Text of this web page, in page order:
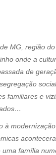
MG, região
onde a
de
familiares e
à
família